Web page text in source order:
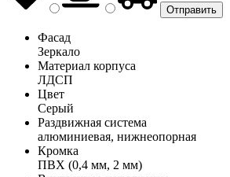
Фасад
Зеркало
Материал корпуса
ЛДСП
Цвет
Серый
Раздвижная система
алюминиевая, нижнеопорная
Кромка
ПВХ (0,4 мм, 2 мм)